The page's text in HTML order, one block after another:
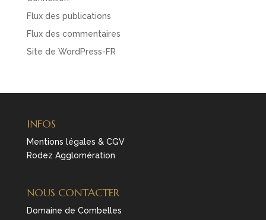
Flux des publications
Flux des commentaires
Site de WordPress-FR
INFOS
Mentions légales & CGV
Rodez Agglomération
NOUS CONTACTER
Domaine de Combelles